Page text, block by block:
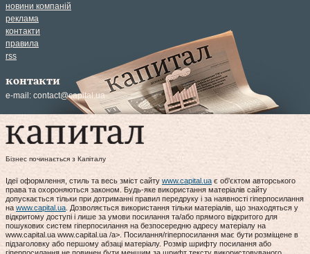
новини компаній
реклама
контакти
правила
rss
контакти
e-mail: contact@capital.ua
Бізнес починається з Капіталу
Ідеї оформлення, стиль та весь зміст сайту www.capital.ua є об'єктом авторського
права та охороняються законом. Будь-яке використання матеріалів сайту
допускається тільки при дотриманні правил передруку і за наявності гіперпосилання
на www.capital.ua. Дозволяється використання тільки матеріалів, що знаходяться у
відкритому доступі і лише за умови посилання та/або прямого відкритого для
пошукових систем гіперпосилання на безпосередню адресу матеріалу на
www.capital.ua www.capital.ua /a>. Посилання/гіперпосилання має бути розміщене в
підзаголовку або першому абзаці матеріалу. Розмір шрифту посилання або